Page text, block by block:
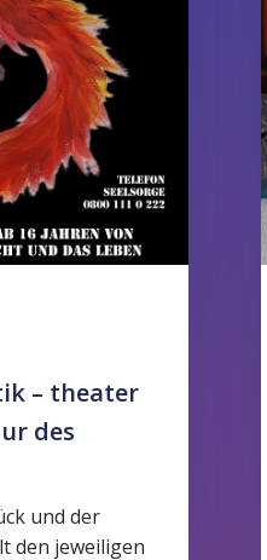
– theater
des
und der
den jeweiligen